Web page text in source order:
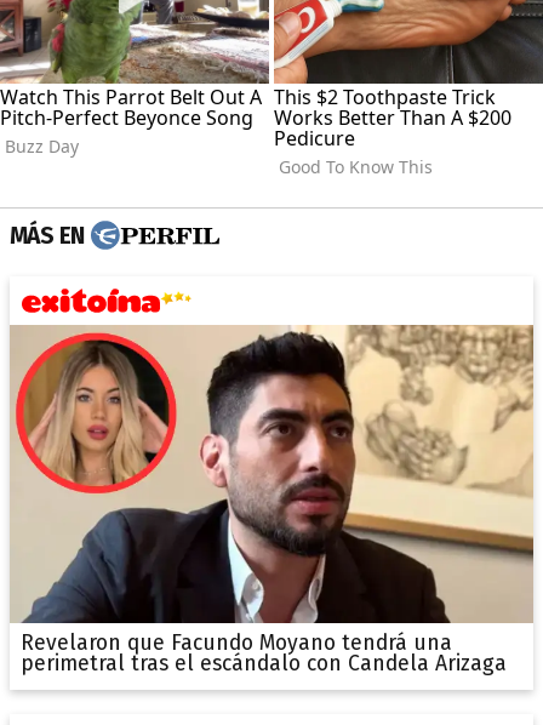
MÁS EN
Revelaron que Facundo Moyano tendrá una
perimetral tras el escándalo con Candela Arizaga